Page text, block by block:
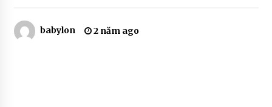
babylon 2 năm ago